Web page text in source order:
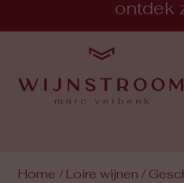
ontdek
Home / Loire wijnen /